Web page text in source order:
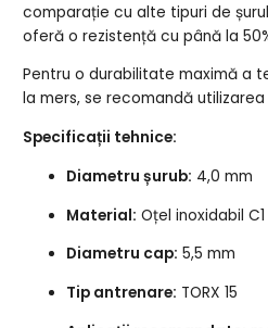
comparație cu alte tipuri de
oferă o rezistență cu până la
Pentru o durabilitate maximă a
la mers, se recomandă
Specificații tehnice:
Diametru șurub: 4,0 mm
Material: Oțel inoxidabil C1
Diametru cap: 5,5 mm
Tip antrenare: TORX 15